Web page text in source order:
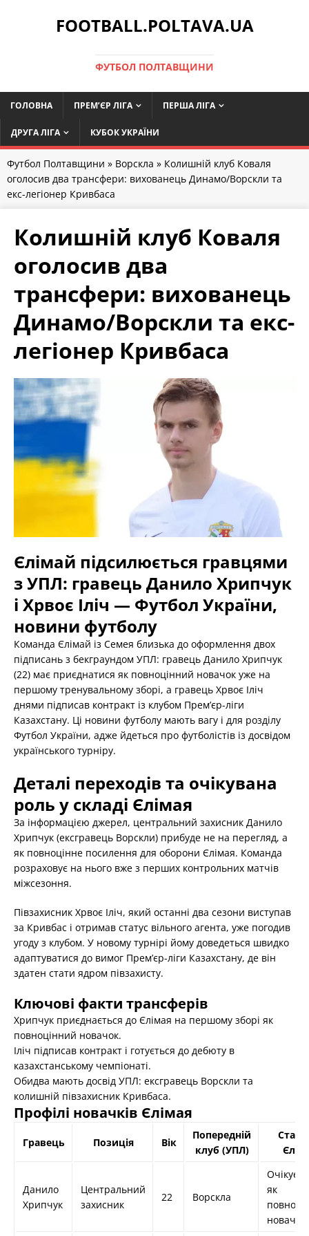
FOOTBALL.POLTAVA.UA
ФУТБОЛ ПОЛТАВЩИНИ
ГОЛОВНА ПРЕМ’ЄР ЛІГА ПЕРША ЛІГА
ДРУГА ЛІГА КУБОК УКРАЇНИ
Футбол Полтавщини » Ворскла » Колишній клуб Коваля
оголосив два трансфери: вихованець Динамо/Ворскли та
екс-легіонер Кривбаса
Колишній клуб Коваля
оголосив два
трансфери: вихованець
Динамо/Ворскли та екс-
легіонер Кривбаса
Єлімай підсилюється гравцями
з УПЛ: гравець Данило Хрипчук
і Хрвоє Іліч — Футбол України,
новини футболу
Команда Єлімай із Семея близька до оформлення двох
підписань з бекграундом УПЛ: гравець Данило Хрипчук
(22) має приєднатися як повноцінний новачок уже на
першому тренувальному зборі, а гравець Хрвоє Іліч
днями підписав контракт із клубом Прем’єр-ліги
Казахстану. Ці новини футболу мають вагу і для розділу
Футбол України, адже йдеться про футболістів із досвідом
українського турніру.
Деталі переходів та очікувана
роль у складі Єлімая
За інформацією джерел, центральний захисник Данило
Хрипчук (ексгравець Ворскли) прибуде не на перегляд, а
як повноцінне посилення для оборони Єлімая. Команда
розраховує на нього вже з перших контрольних матчів
міжсезоння.
Півзахисник Хрвоє Іліч, який останні два сезони виступав
за Кривбас і отримав статус вільного агента, уже погодив
угоду з клубом. У новому турнірі йому доведеться швидко
адаптуватися до вимог Прем’єр-ліги Казахстану, де він
здатен стати ядром півзахисту.
Ключові факти трансферів
Хрипчук приєднається до Єлімая на першому зборі як
повноцінний новачок.
Іліч підписав контракт і готується до дебюту в
казахстанському чемпіонаті.
Обидва мають досвід УПЛ: ексгравець Ворскли та
колишній півзахисник Кривбаса.
Профілі новачків Єлімая
Гравець Позиція Вік
Попередній
клуб (УПЛ)
Данило
Хрипчук
Центральний
захисник
22 Ворскла
як
новачок